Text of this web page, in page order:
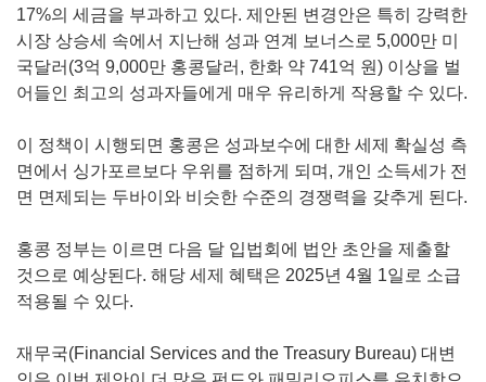
17%의 세금을 부과하고 있다. 제안된 변경안은 특히 강력한
시장 상승세 속에서 지난해 성과 연계 보너스로 5,000만 미
국달러(3억 9,000만 홍콩달러, 한화 약 741억 원) 이상을 벌
어들인 최고의 성과자들에게 매우 유리하게 작용할 수 있다.
이 정책이 시행되면 홍콩은 성과보수에 대한 세제 확실성 측
면에서 싱가포르보다 우위를 점하게 되며, 개인 소득세가 전
면 면제되는 두바이와 비슷한 수준의 경쟁력을 갖추게 된다.
홍콩 정부는 이르면 다음 달 입법회에 법안 초안을 제출할
것으로 예상된다. 해당 세제 혜택은 2025년 4월 1일로 소급
적용될 수 있다.
재무국(Financial Services and the Treasury Bureau) 대변